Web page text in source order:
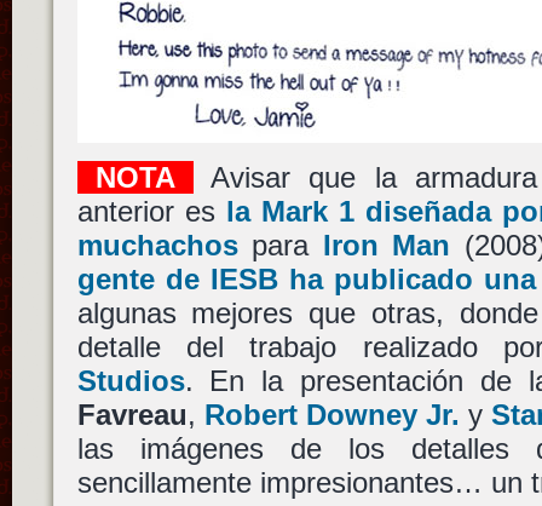
NOTA
Avisar que la
anterior es la Mark 1 diseñada
muchachospara Iron Man
gente de IESB ha publicado
algunas mejores que otras,
detalle del trabajo realizado
Studios. En la presentación de
Favreau, Robert Downey Jr. y
las imágenes de los detalles
sencillamente impresionantes… un